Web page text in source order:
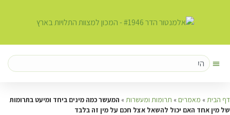
דף הבית » מאמרים » תרומות ומעשרות » המעשר כמה מינים ביחד ומיעט בתרומות
של מין אחד האם יכול להשאל אצל חכם על מין זה בלבד